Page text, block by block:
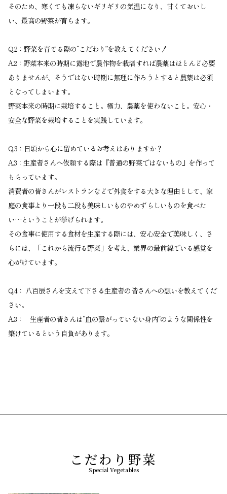
そのため、寒くても凍らないギリギリの気温になり、甘くておいし
い、最高の野菜が育ちます。
Q.2：野菜を育てる際の“こだわり”を教えてください！
A.2：野菜本来の時期に露地で農作物を栽培すれば農薬はほとんど必要
ありませんが、そうではない時期に無理に作ろうとすると農薬は必須
となってしまいます。
野菜本来の時期に栽培すること。極力、農薬を使わないこと。安心・
安全な野菜を栽培することを実践しています。
Q.3：日頃から心に留めているお考えはありますか？
A.3：生産者さんへ依頼する際は『普通の野菜ではないもの』を作って
もらっています。
消費者の皆さんがレストランなどで外食をする大きな理由として、家
庭の食事より一段も二段も美味しいものやめずらしいものを食べた
い…ということが挙げられます。
その食事に使用する食材を生産する際には、安心安全で美味しく、さ
らには、「これから流行る野菜」を考え、業界の最前線でいる感覚を
心がけています。
Q.4： 八百辰さんを支えて下さる生産者の皆さんへの想いを教えてくだ
さい。
A.3： 生産者の皆さんは“血の繋がっていない身内”のような関係性を
築けているという自負があります。
こだわり野菜
Special Vegetables